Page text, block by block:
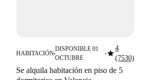
HABITACIÓN■
DISPONIBLE 01
OCTUBRE
■star4
(7530)
Se alquila habitación en piso de 5